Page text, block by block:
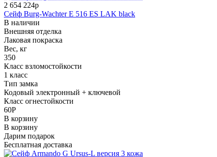
2 654 224р
Сейф Burg-Wachter E 516 ES LAK black
В наличии
Внешняя отделка
Лаковая покраска
Вес, кг
350
Класс взломостойкости
1 класс
Тип замка
Кодовый электронный + ключевой
Класс огнестойкости
60P
В корзину
В корзину
Дарим подарок
Бесплатная доставка